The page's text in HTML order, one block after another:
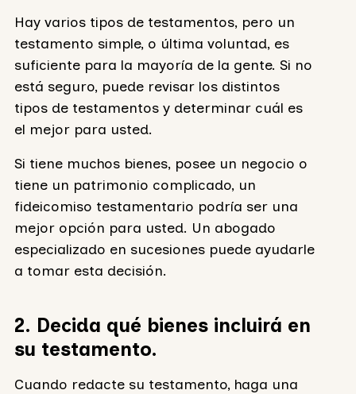
Hay varios tipos de testamentos, pero un
testamento simple, o última voluntad, es
suficiente para la mayoría de la gente. Si no
está seguro, puede revisar los distintos
tipos de testamentos y determinar cuál es
el mejor para usted.
Si tiene muchos bienes, posee un negocio o
tiene un patrimonio complicado, un
fideicomiso testamentario podría ser una
mejor opción para usted. Un abogado
especializado en sucesiones puede ayudarle
a tomar esta decisión.
2. Decida qué bienes incluirá en
su testamento.
Cuando redacte su testamento, haga una